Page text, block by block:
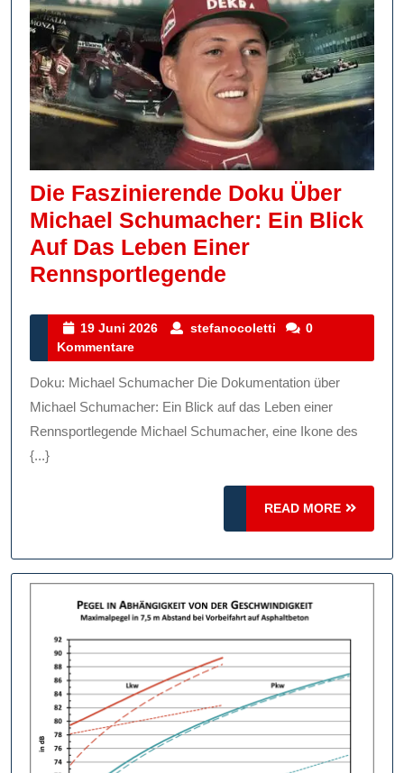
Die Faszinierende Doku Über
Michael Schumacher: Ein Blick
Auf Das Leben Einer
Rennsportlegende
Doku
Michael
Schumacher:
Ein
Auf
Das
Einer
19 Juni 2026
19
2026
stefanocoletti stefanocoletti
0
Kommentare
Doku: Michael Schumacher Die Dokumentation über
Michael Schumacher: Ein Blick auf das Leben einer
Rennsportlegende Michael Schumacher, eine Ikone des
{...}
READ MORE
READ
MORE